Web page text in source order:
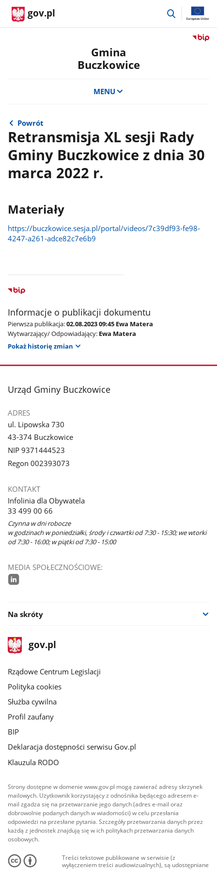
gov.pl
przejdź
Przejdź
Gmina
Buczkowice
MENU
Powrót
Retransmisja XL sesji Rady
Gminy Buczkowice z dnia 30
marca 2022 r.
Materiały
https://buczkowice.sesja.pl/portal/videos/7c39df93-fe98-
4247-a261-adce82c7e6b9
Informacje o publikacji dokumentu
Pierwsza publikacja:02.08.2023 09:45 Ewa Matera
Wytwarzający/ Odpowiadający: Ewa Matera
Pokaż historię zmian
stopka
Urząd Gminy Buczkowice
ADRES
ul. Lipowska 730
43-374 Buczkowice
NIP 9371444523
Regon 002393073
KONTAKT
Infolinia dla Obywatela
33 499 00 66
Czynna w dni robocze
w godzinach w poniedziałki, środy i czwartki od 7:30 - 15:30; we wtorki
od 7:30 - 16:00; w piątki od 7:30 - 15:00
MEDIA SPOŁECZNOŚCIOWE:
Na skróty
stopka
gov.plStrona
gov.pl
Rządowe Centrum Legislacji
Polityka cookies
Służba cywilna
Profil zaufany
BIP
Deklaracja dostępności serwisu Gov.pl
Klauzula RODO
Strony dostępne w domenie www.gov.pl mogą zawierać adresy skrzynek
mailowych. Użytkownik korzystający z odnośnika będącego adresem e-
mail zgadza się na przetwarzanie jego danych (adres e-mail oraz
dobrowolnie podanych danych w wiadomości) w celu przesłania
odpowiedzi na przesłane pytania. Szczegóły przetwarzania danych przez
każdą z jednostek znajdują się w ich politykach przetwarzania danych
osobowych.
Treści tekstowe publikowane w serwisie (z
wyłączeniem treści audiowizualnych), są udostępniane